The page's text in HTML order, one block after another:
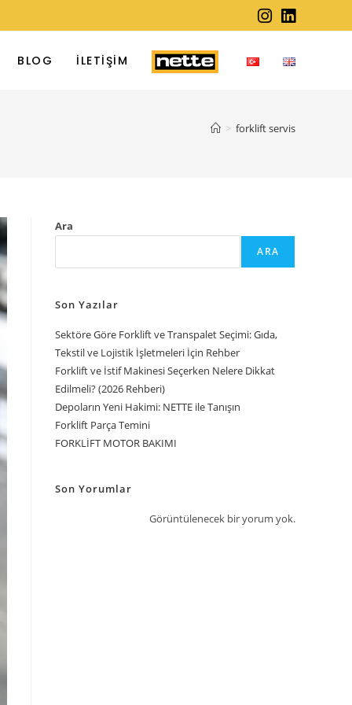
BLOG İLETIŞIM
> forklift servis
Ara
ARA
Son Yazılar
Sektöre Göre Forklift ve Transpalet Seçimi: Gıda,
Tekstil ve Lojistik İşletmeleri İçin Rehber
Forklift ve İstif Makinesi Seçerken Nelere Dikkat
Edilmeli? (2026 Rehberi)
Depoların Yeni Hakimi: NETTE ile Tanışın
Forklift Parça Temini
FORKLİFT MOTOR BAKIMI
Son Yorumlar
Görüntülenecek bir yorum yok.